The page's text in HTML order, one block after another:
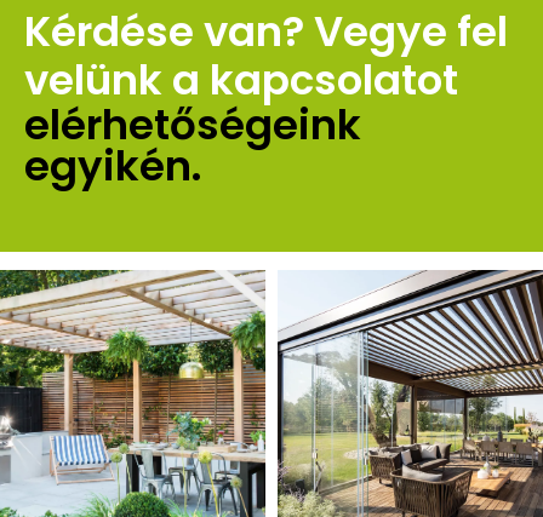
Kérdése van? Vegye fel
velünk a kapcsolatot
elérhetőségeink
egyikén.